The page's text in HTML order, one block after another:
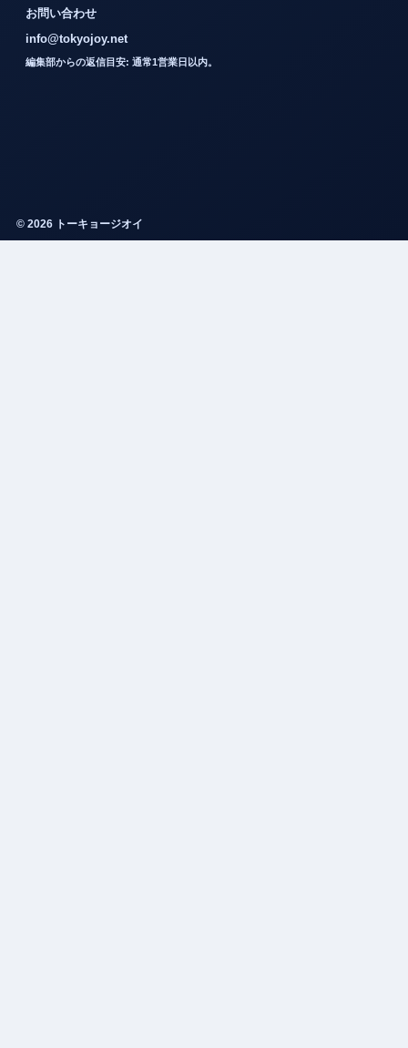
お問い合わせ
info@tokyojoy.net
編集部からの返信目安: 通常1営業日以内。
© 2026 トーキョージオイ